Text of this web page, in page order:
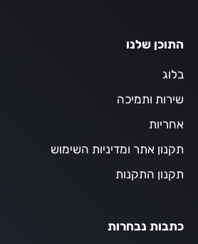
התוכן שלנו
בלוג
שירות ותמיכה
אחריות
תקנון אתר ומדיניות השימוש
תקנון התקנות
כתבות נבחרות